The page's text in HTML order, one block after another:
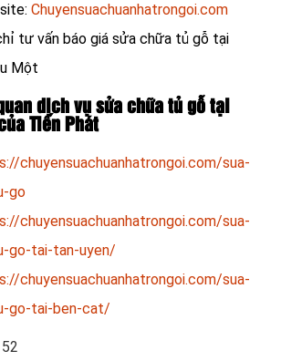
Chuyensuachuanhatrongoi.com
tư vấn báo giá sửa chữa tủ gỗ tại
Một
dịch vụ sửa chữa tủ gỗ tại
Tiến Phát
chuyensuachuanhatrongoi.com/sua-
go
chuyensuachuanhatrongoi.com/sua-
go-tai-tan-uyen/
chuyensuachuanhatrongoi.com/sua-
go-tai-ben-cat/
52